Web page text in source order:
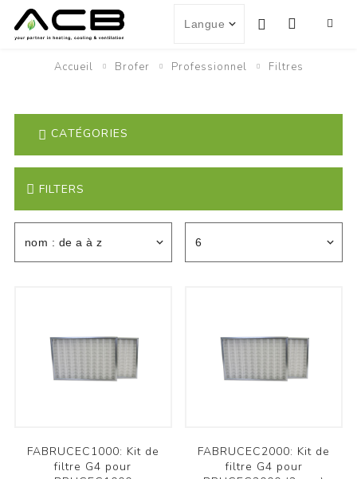
Accueil Brofer Professionnel Filtres
FILTERS
FABRUCEC1000: Kit de
filtre G4 pour
FABRUCEC2000: Kit de
filtre G4 pour
CATÉGORIES